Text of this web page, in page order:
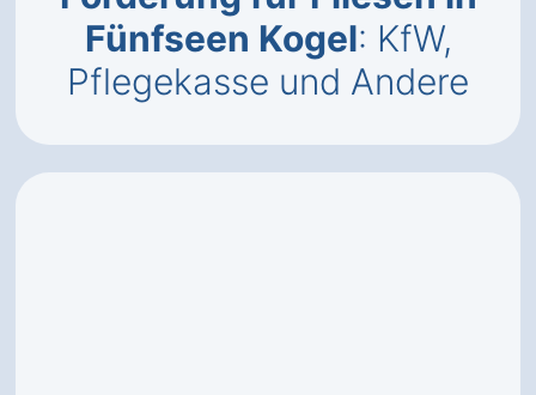
Fünfseen Kogel: KfW,
Pflegekasse und Andere